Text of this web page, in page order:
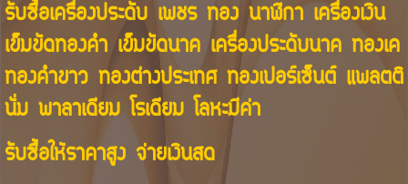
รับซื้อเครื่องประดับ เพชร ทอง นาฬิกา เครื่องเงิน
เข็มขัดทองคำ เข็มขัดนาค เครื่องประดับนาค ทองเค
ทองคำขาว ทองต่างประเทศ ทองเปอร์เซ็นต์ แพลตติ
นั่ม พาลาเดียม โรเดียม โลหะมีค่า
รับซื้อให้ราคาสูง จ่ายเงินสด